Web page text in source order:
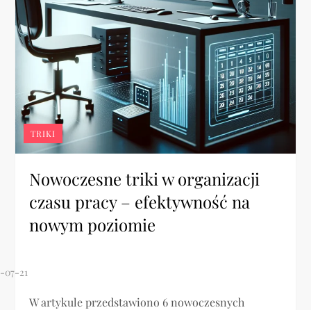
TRIKI
Nowoczesne triki w organizacji
czasu pracy – efektywność na
nowym poziomie
W artykule przedstawiono 6 nowoczesnych